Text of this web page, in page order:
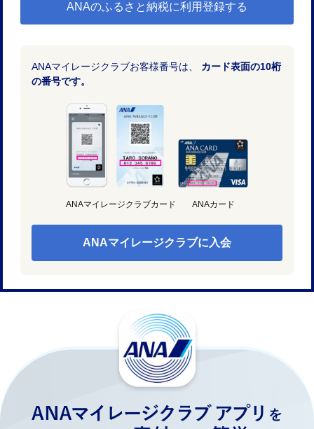
ANAのふるさと納税に利用登録する
ANAマイレージクラブお客様番号は、 カード表面の10桁
の番号です。
ANAマイレージクラブカード ANAカード
ANAマイレージクラブに入会